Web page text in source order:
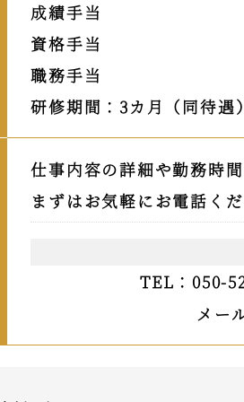
成績手当
資格手当
職務手当
研修期間：3カ月（同待遇）
仕事内容の詳細や勤務時
まずはお気軽にお電話くだ
TEL：050-
メー